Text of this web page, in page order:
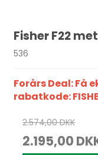
Fisher F22
536
Forårs Deal: Få
rabatkode:
2.574,00 DKK
2.195,00